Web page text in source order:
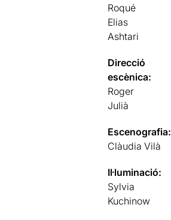
Roqué
Elias
Ashtari
Direcció
escènica:
Roger
Julià
Escenografia:
Clàudia Vilà
Il·luminació:
Sylvia
Kuchinow